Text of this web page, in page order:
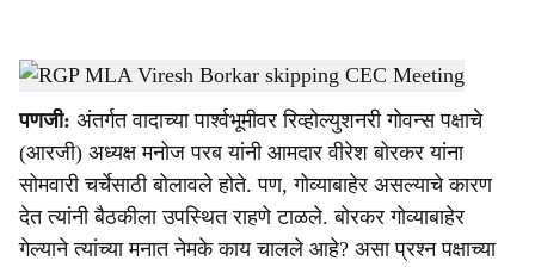
a
r
e
RGP MLA Viresh Borkar skipping CEC Meeting-Dainik Gomantak
पणजी: अंतर्गत वादाच्या पार्श्वभूमीवर रिव्होल्युशनरी गोवन्स पक्षाचे
(आरजी) अध्यक्ष मनोज परब यांनी आमदार वीरेश बोरकर यांना
सोमवारी चर्चेसाठी बोलावले होते. पण, गोव्याबाहेर असल्याचे कारण
देत त्यांनी बैठकीला उपस्थित राहणे टाळले. बोरकर गोव्याबाहेर
गेल्याने त्यांच्या मनात नेमके काय चालले आहे? असा प्रश्न पक्षाच्या